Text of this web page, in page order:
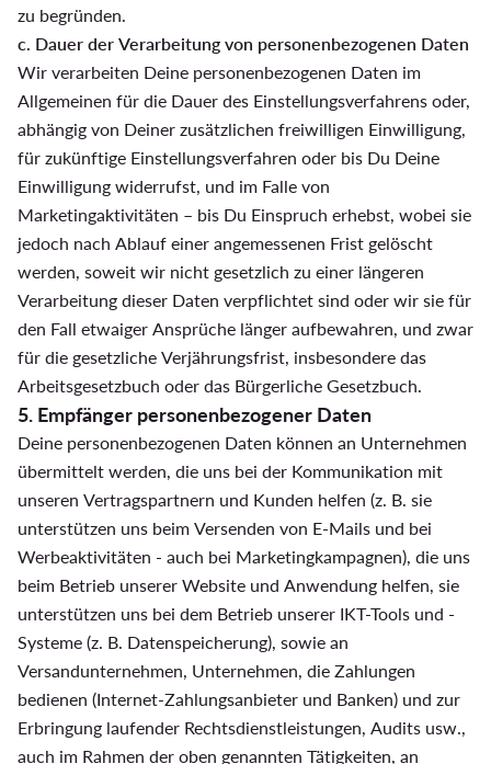
zu begründen.
c. Dauer der Verarbeitung von personenbezogenen Daten
Wir verarbeiten Deine personenbezogenen Daten im
Allgemeinen für die Dauer des Einstellungsverfahrens oder,
abhängig von Deiner zusätzlichen freiwilligen Einwilligung,
für zukünftige Einstellungsverfahren oder bis Du Deine
Einwilligung widerrufst, und im Falle von
Marketingaktivitäten – bis Du Einspruch erhebst, wobei sie
jedoch nach Ablauf einer angemessenen Frist gelöscht
werden, soweit wir nicht gesetzlich zu einer längeren
Verarbeitung dieser Daten verpflichtet sind oder wir sie für
den Fall etwaiger Ansprüche länger aufbewahren, und zwar
für die gesetzliche Verjährungsfrist, insbesondere das
Arbeitsgesetzbuch oder das Bürgerliche Gesetzbuch.
5. Empfänger personenbezogener Daten
Deine personenbezogenen Daten können an Unternehmen
übermittelt werden, die uns bei der Kommunikation mit
unseren Vertragspartnern und Kunden helfen (z. B. sie
unterstützen uns beim Versenden von E-Mails und bei
Werbeaktivitäten - auch bei Marketingkampagnen), die uns
beim Betrieb unserer Website und Anwendung helfen, sie
unterstützen uns bei dem Betrieb unserer IKT-Tools und -
Systeme (z. B. Datenspeicherung), sowie an
Versandunternehmen, Unternehmen, die Zahlungen
bedienen (Internet-Zahlungsanbieter und Banken) und zur
Erbringung laufender Rechtsdienstleistungen, Audits usw.,
auch im Rahmen der oben genannten Tätigkeiten, an